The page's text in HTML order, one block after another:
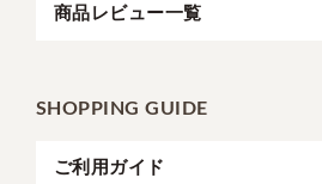
商品レビュー一覧
SHOPPING GUIDE
ご利用ガイド